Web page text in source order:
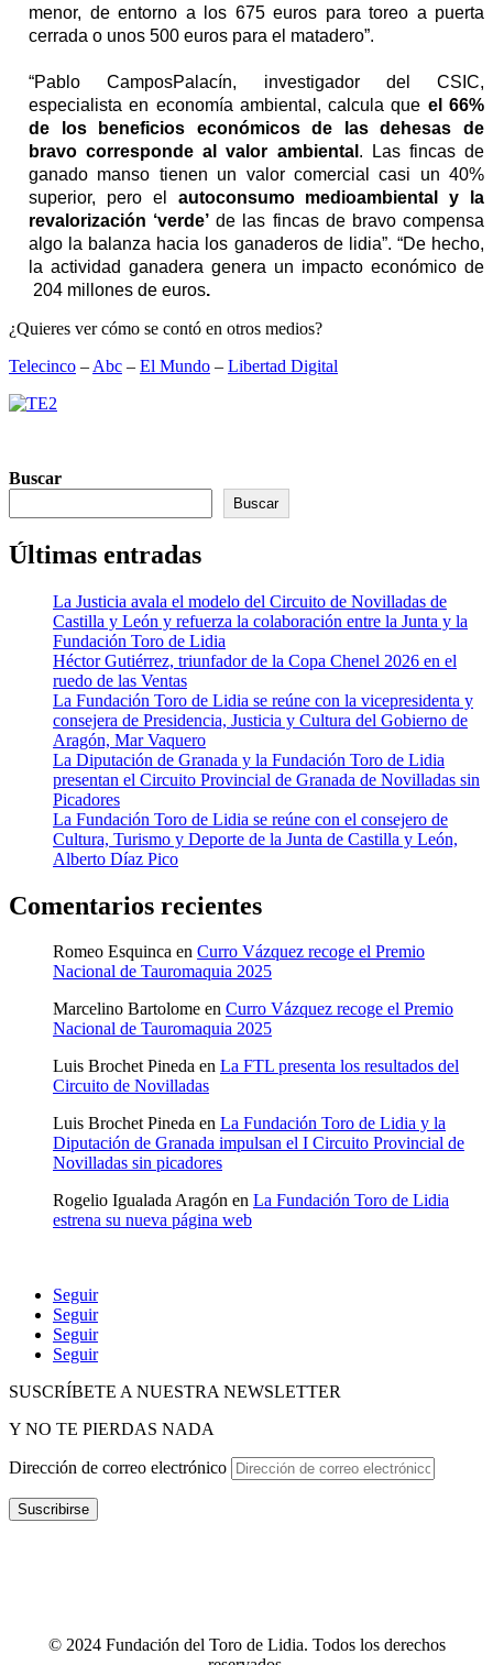
menor, de entorno a los 675 euros para toreo a puerta
cerrada o unos 500 euros para el matadero”.
“Pablo CamposPalacín, investigador del CSIC,
especialista en economía ambiental, calcula que el 66%
de los beneficios económicos de las dehesas de
bravo corresponde al valor ambiental . Las fincas de
ganado manso tienen un valor comercial casi un 40%
superior, pero el autoconsumo medioambiental y la
revalorización ‘verde’de las fincas de bravo compensa
algo la balanza hacia los ganaderos de lidia”. “De hecho,
la actividad ganadera genera un impacto económico de
204 millones de euros.
¿Quieres ver cómo se contó en otros medios?
Telecinco – Abc – El Mundo – Libertad Digital
Buscar
Buscar
Últimas entradas
La Justicia avala el modelo del Circuito de Novilladas de
Castilla y León y refuerza la colaboración entre la Junta y la
Fundación Toro de Lidia
Héctor Gutiérrez, triunfador de la Copa Chenel 2026 en el
ruedo de las Ventas
La Fundación Toro de Lidia se reúne con la vicepresidenta y
consejera de Presidencia, Justicia y Cultura del Gobierno de
Aragón, Mar Vaquero
La Diputación de Granada y la Fundación Toro de Lidia
presentan el Circuito Provincial de Granada de Novilladas sin
Picadores
La Fundación Toro de Lidia se reúne con el consejero de
Cultura, Turismo y Deporte de la Junta de Castilla y León,
Alberto Díaz Pico
Comentarios recientes
Romeo Esquinca en Curro Vázquez recoge el Premio
Nacional de Tauromaquia 2025
Marcelino Bartolome en Curro Vázquez recoge el Premio
Nacional de Tauromaquia 2025
Luis Brochet Pineda en La FTL presenta los resultados del
Circuito de Novilladas
Luis Brochet Pineda en La Fundación Toro de Lidia y la
Diputación de Granada impulsan el I Circuito Provincial de
Novilladas sin picadores
Rogelio Igualada Aragón en La Fundación Toro de Lidia
estrena su nueva página web
Seguir
Seguir
Seguir
Seguir
SUSCRÍBETE A NUESTRA NEWSLETTER
Y NO TE PIERDAS NADA
Dirección de correo electrónico
Suscribirse
© 2024 Fundación del Toro de Lidia. Todos los derechos